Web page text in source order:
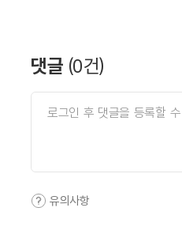
댓글 (0건)
유의사항